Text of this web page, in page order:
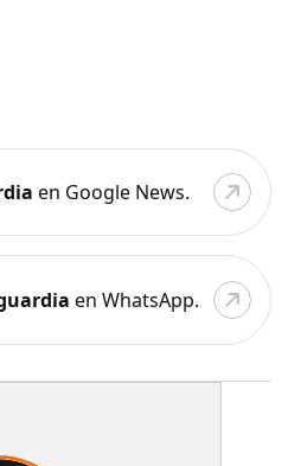
en Google News.
en WhatsApp.